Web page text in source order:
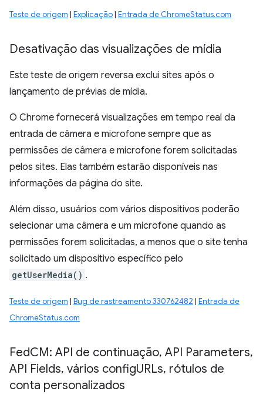
Teste de origem | Explicação| Entrada de ChromeStatus.com
Desativação das visualizações de mídia
Este teste de origem reversa exclui sites após o
lançamento de prévias de mídia.
O Chrome fornecerá visualizações em tempo real da
entrada de câmera e microfone sempre que as
permissões de câmera e microfone forem solicitadas
pelos sites. Elas também estarão disponíveis nas
informações da página do site.
Além disso, usuários com vários dispositivos poderão
selecionar uma câmera e um microfone quando as
permissões forem solicitadas, a menos que o site tenha
solicitado um dispositivo específico pelo
getUserMedia() .
Teste de origem | Bug de rastreamento 330762482 | Entrada de
ChromeStatus.com
FedCM: API de continuação, API Parameters,
API Fields, vários configURLs, rótulos de
conta personalizados